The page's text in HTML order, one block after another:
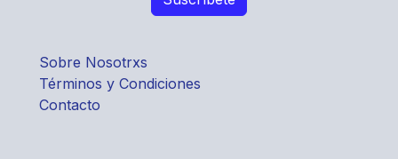
Sobre Nosotrxs
Términos y Condiciones
Contacto